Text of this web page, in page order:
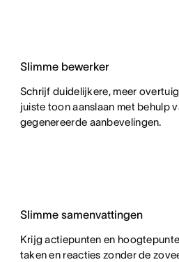
Slimme bewerker
Schrijf duidelijkere, meer
juiste toon aanslaan met behulp
gegenereerde aanbevelingen.
Slimme samenvattingen
Krijg actiepunten en
taken en reacties zonder de